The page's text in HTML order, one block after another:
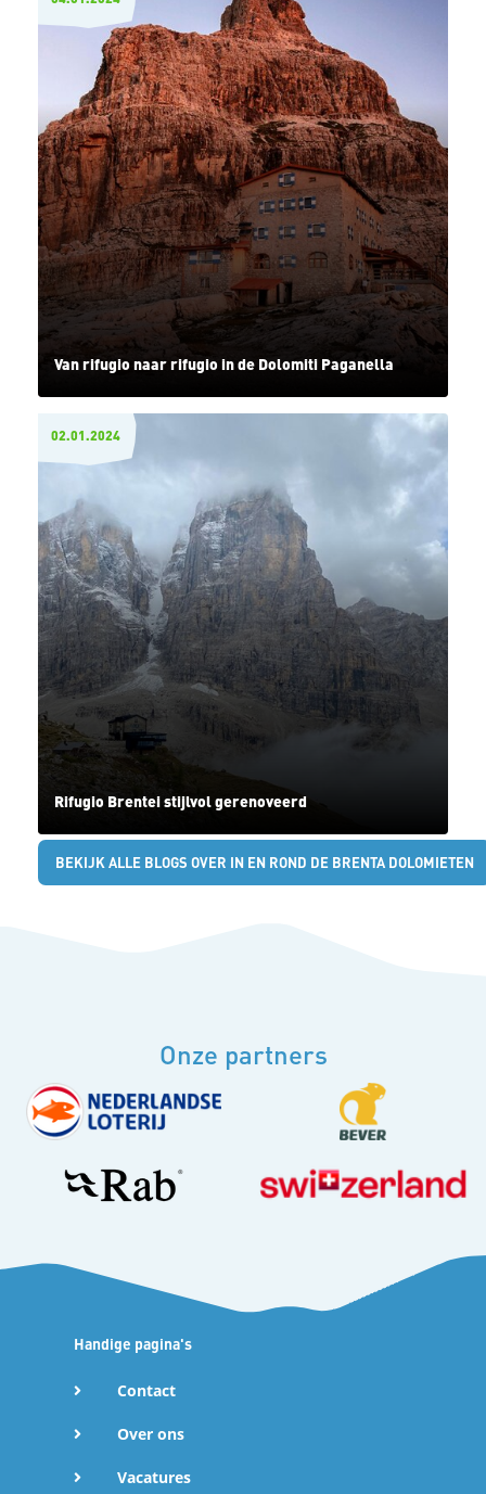
Van rifugio naar rifugio in de Dolomiti Paganella
02.01.2024
Rifugio Brentei stijlvol gerenoveerd
BEKIJK ALLE BLOGS OVER IN EN ROND DE BRENTA DOLOMIETEN
Onze partners
Handige pagina's
Contact
Over ons
Vacatures